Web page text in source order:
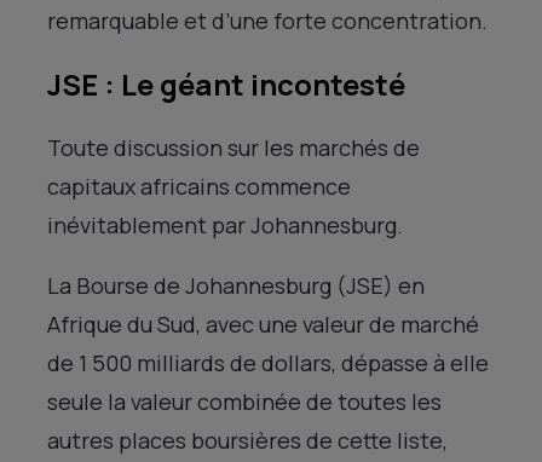
remarquable et d’une forte concentration.
JSE : Le géant incontesté
Toute discussion sur les marchés de
capitaux africains commence
inévitablement par Johannesburg.
La Bourse de Johannesburg (JSE) en
Afrique du Sud, avec une valeur de marché
de 1 500 milliards de dollars, dépasse à elle
seule la valeur combinée de toutes les
autres places boursières de cette liste,